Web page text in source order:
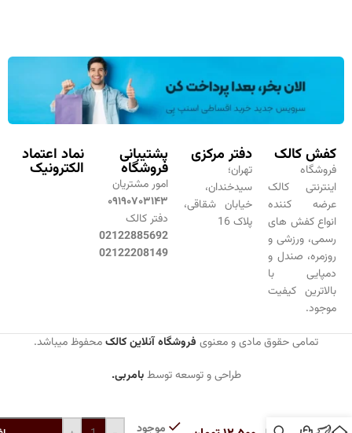
کفش کالک
فروشگاه
اینترنتی کالک
عرضه کننده
انواع کفش های
رسمی، ورزشی و
روزمره، صندل و
دمپایی با
بالاترین کیفیت
موجود.
دفتر مرکزی
تهران؛
سیدخندان،
خیابان شقاقی،
پلاک 16
پشتیبانی
فروشگاه
امور مشتریان
۰۹۱۹۰۷۰۳۱۴۳
دفتر کالک
02122885692
02122208149
نماد اعتماد
الکترونیک
تمامی حقوق مادی و معنوی فروشگاه آنلاین کالکمحفوظ میباشد.
طراحی و توسعه توسطبامربی.
موجود